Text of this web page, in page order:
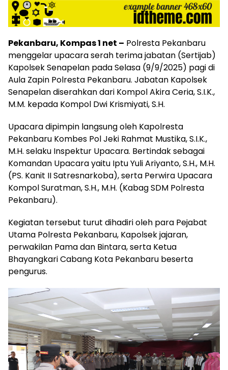
Pekanbaru, Kompas 1 net – Polresta Pekanbaru
menggelar upacara serah terima jabatan (Sertijab)
Kapolsek Senapelan pada Selasa (9/9/2025) pagi di
Aula Zapin Polresta Pekanbaru. Jabatan Kapolsek
Senapelan diserahkan dari Kompol Akira Ceria, S.I.K.,
M.M. kepada Kompol Dwi Krismiyati, S.H.
Upacara dipimpin langsung oleh Kapolresta
Pekanbaru Kombes Pol Jeki Rahmat Mustika, S.I.K.,
M.H. selaku Inspektur Upacara. Bertindak sebagai
Komandan Upacara yaitu Iptu Yuli Ariyanto, S.H., M.H.
(PS. Kanit II Satresnarkoba), serta Perwira Upacara
Kompol Suratman, S.H., M.H. (Kabag SDM Polresta
Pekanbaru).
Kegiatan tersebut turut dihadiri oleh para Pejabat
Utama Polresta Pekanbaru, Kapolsek jajaran,
perwakilan Pama dan Bintara, serta Ketua
Bhayangkari Cabang Kota Pekanbaru beserta
pengurus.